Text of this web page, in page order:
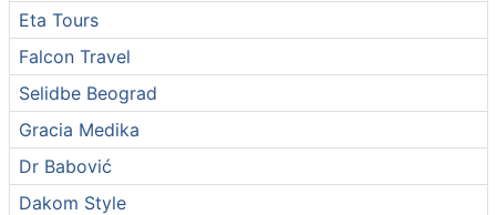
Eta Tours
Falcon Travel
Selidbe Beograd
Gracia Medika
Dr Babović
Dakom Style